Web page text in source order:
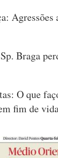
Braga
O que
fim de